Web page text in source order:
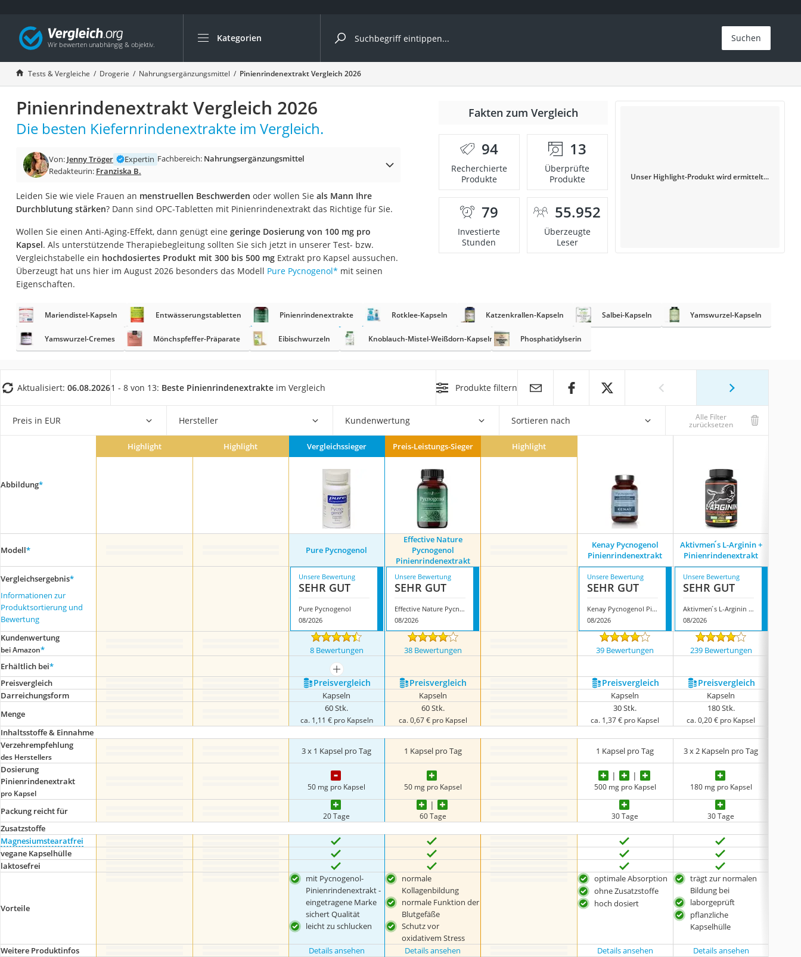
Kategorien
Die beliebtesten Vergleiche nach Kategorie
Drogerie
Inhalator
Haarschneider
Rollator
Katzenklappe (Chip)
Masturbator
Epilierer
Reisehaartrockner
Eiweißpulver
Katzenklappe
Nackenmassagegerät
Zeckenschutz Katze
Philips-Sonicare-Zahnbürste
Mineralfutter Pferd
Massagegerät
Suchen
Tests & Vergleiche Drogerie Nahrungsergänzungsmittel Pinienrindenextrakt Vergleich 2026
Pinienrindenextrakt Vergleich 2026
Die besten Kiefernrindenextrakte im Vergleich.
Von: Jenny Tröger Expertin Fachbereich: Nahrungsergänzungsmittel
Redakteurin: Franziska B.
Leiden Sie wie viele Frauen an menstruellen Beschwerden oder wollen Sie als Mann Ihre
Durchblutung stärken? Dann sind OPC-Tabletten mit Pinienrindenextrakt das Richtige für Sie.
Wollen Sie einen Anti-Aging-Effekt, dann genügt eine geringe Dosierung von 100 mg pro
Kapsel. Als unterstützende Therapiebegleitung sollten Sie sich jetzt in unserer Test- bzw.
Vergleichstabelle ein hochdosiertes Produkt mit 300 bis 500 mgExtrakt pro Kapsel aussuchen.
Überzeugt hat uns hier im August 2026 besonders das Modell Pure Pycnogenol* mit seinen
Eigenschaften.
Fakten zum Vergleich
94
Recherchierte
Produkte
13
Überprüfte
Produkte
79
Investierte
Stunden
55.952
Überzeugte
Leser
Unser Highlight-Produkt wird ermittelt...
Mariendistel-Kapseln Entwässerungstabletten Pinienrindenextrakte Rotklee-Kapseln Katzenkrallen-Kapseln Salbei-Kapseln Yamswurzel-Kapseln
Yamswurzel-Cremes Mönchspfeffer-Präparate Eibischwurzeln Knoblauch-Mistel-Weißdorn-Kapseln Phosphatidylserin
Aktualisiert: 06.08.20261 - 8 von 13: Beste Pinienrindenextrakte im Vergleich Produkte filtern
Preis in EUR Hersteller Kundenwertung Sortieren nach Alle Filter
zurücksetzen
Abbildung*
Highlight Highlight Vergleichssieger Preis-Leistungs-Sieger Highlight
Modell* Pure Pycnogenol
Effective Nature
Pycnogenol
Pinienrindenextrakt
Kenay Pycnogenol
Pinienrindenextrakt
Aktivmen ́s L-Arginin +
Pinienrindenextrakt
Vergleichsergebnis*
Informationen zur
Produktsortierung und
Bewertung
Unsere Bewertung
SEHR GUT
Pure Pycnogenol
08/2026
Unsere Bewertung
SEHR GUT
Effective Nature Pycnogenol Pinienrindenextrakt
08/2026
Unsere Bewertung
SEHR GUT
Kenay Pycnogenol Pinienrindenextrakt
08/2026
Unsere Bewertung
SEHR GUT
Aktivmen ́s L-Arginin + Pinienrindenextrakt
08/2026
Kundenwertung
bei Amazon* 8 Bewertungen 38 Bewertungen 39 Bewertungen 239 Bewertungen
Erhältlich bei*
mehr anzeigen
Preis­vergleich
Preis­vergleich Preis­vergleich Preis­vergleich Preis­vergleich
Darreichungsform Kapseln Kapseln Kapseln
Kapseln
Menge
60 Stk.
ca. 1,11 € pro Kapseln
60 Stk.
ca. 0,67 € pro Kapsel
30 Stk.
ca. 1,37 € pro Kapsel
180 Stk.
ca. 0,20 € pro Kapsel
Inhaltsstoffe & Einnahme
Verzehrempfehlung
des Herstellers
3 x 1 Kapsel pro Tag 1 Kapsel pro Tag 1 Kapsel pro Tag 3 x 2 Kapseln pro Tag
Dosierung
Pinienrindenextrakt
pro Kapsel
50 mg pro Kapsel 50 mg pro Kapsel 500 mg pro Kapsel 180 mg pro Kapsel
Packung reicht für 20 Tage 60 Tage 30 Tage 30 Tage
Zusatzstoffe
Magnesiumstearatfrei
vegane Kapselhülle
laktosefrei
Vorteile
mit Pycnogenol-
Pinienrindenextrakt -
eingetragene Marke
sichert Qualität
leicht zu schlucken
normale
Kollagenbildung
normale Funktion der
Blutgefäße
Schutz vor
oxidativem Stress
optimale Absorption
ohne Zusatzstoffe
hoch dosiert
trägt zur normalen
Bildung bei
laborgeprüft
pflanzliche
Kapselhülle
Weitere Produktinfos Details ansehen Details ansehen Details ansehen Details ansehen